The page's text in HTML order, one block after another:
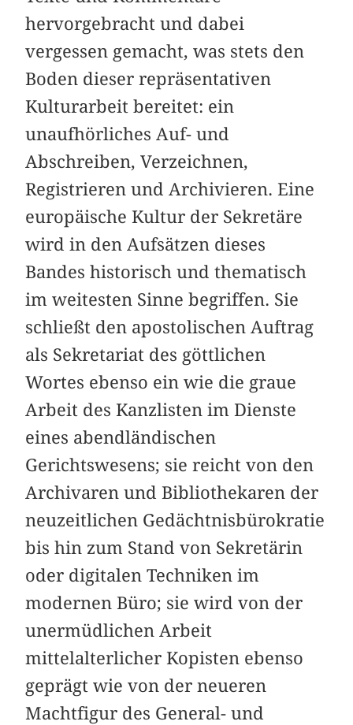
hervorgebracht und dabei
vergessen gemacht, was stets den
Boden dieser repräsentativen
Kulturarbeit bereitet: ein
unaufhörliches Auf- und
Abschreiben, Verzeichnen,
Registrieren und Archivieren. Eine
europäische Kultur der Sekretäre
wird in den Aufsätzen dieses
Bandes historisch und thematisch
im weitesten Sinne begriffen. Sie
schließt den apostolischen Auftrag
als Sekretariat des göttlichen
Wortes ebenso ein wie die graue
Arbeit des Kanzlisten im Dienste
eines abendländischen
Gerichtswesens; sie reicht von den
Archivaren und Bibliothekaren der
neuzeitlichen Gedächtnisbürokratie
bis hin zum Stand von Sekretärin
oder digitalen Techniken im
modernen Büro; sie wird von der
unermüdlichen Arbeit
mittelalterlicher Kopisten ebenso
geprägt wie von der neueren
Machtfigur des General- und